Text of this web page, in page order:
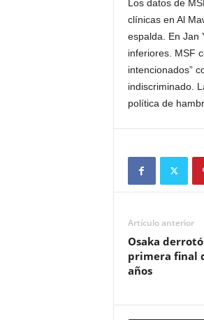
Los datos de
clínicas en Al
espalda. En Jan
inferiores. MSF
intencionados”
indiscriminado.
política de
Artículo anterior
Osaka
primera final
años